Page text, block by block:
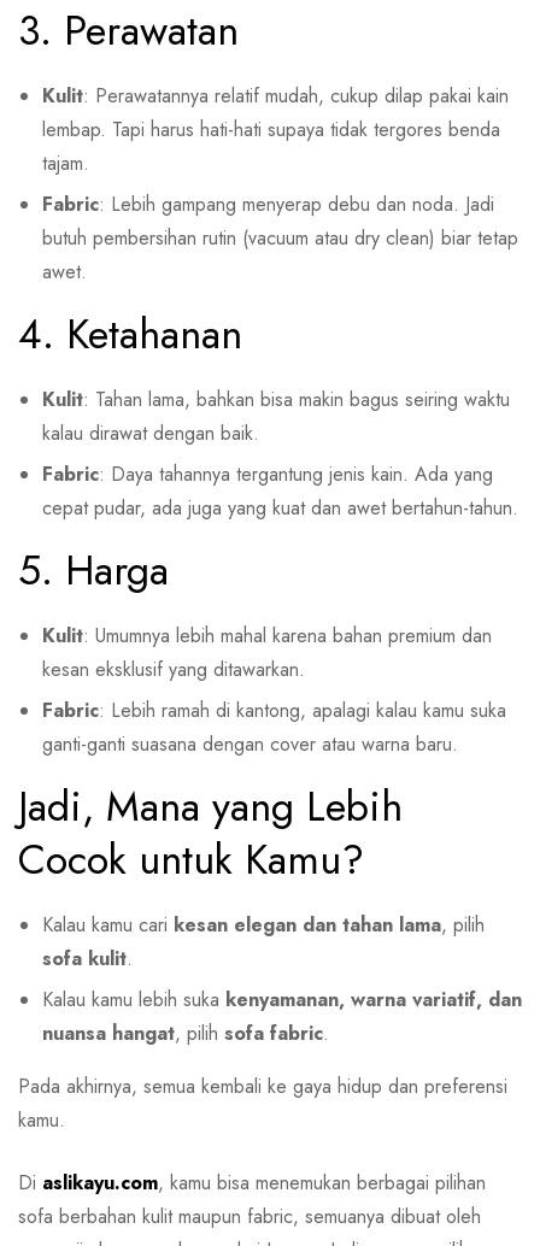
3. Perawatan
Kulit: Perawatannya relatif mudah, cukup dilap pakai kain
lembap. Tapi harus hati-hati supaya tidak tergores benda
tajam.
Fabric: Lebih gampang menyerap debu dan noda. Jadi
butuh pembersihan rutin (vacuum atau dry clean) biar tetap
awet.
4. Ketahanan
Kulit: Tahan lama, bahkan bisa makin bagus seiring waktu
kalau dirawat dengan baik.
Fabric: Daya tahannya tergantung jenis kain. Ada yang
cepat pudar, ada juga yang kuat dan awet bertahun-tahun.
5. Harga
Kulit: Umumnya lebih mahal karena bahan premium dan
kesan eksklusif yang ditawarkan.
Fabric: Lebih ramah di kantong, apalagi kalau kamu suka
ganti-ganti suasana dengan cover atau warna baru.
Jadi, Mana yang Lebih
Cocok untuk Kamu?
Kalau kamu cari kesan elegan dan tahan lama, pilih
sofa kulit.
Kalau kamu lebih suka kenyamanan, warna variatif, dan
nuansa hangat, pilih sofa fabric.
Pada akhirnya, semua kembali ke gaya hidup dan preferensi
kamu.
Di aslikayu.com, kamu bisa menemukan berbagai pilihan
sofa berbahan kulit maupun fabric, semuanya dibuat oleh